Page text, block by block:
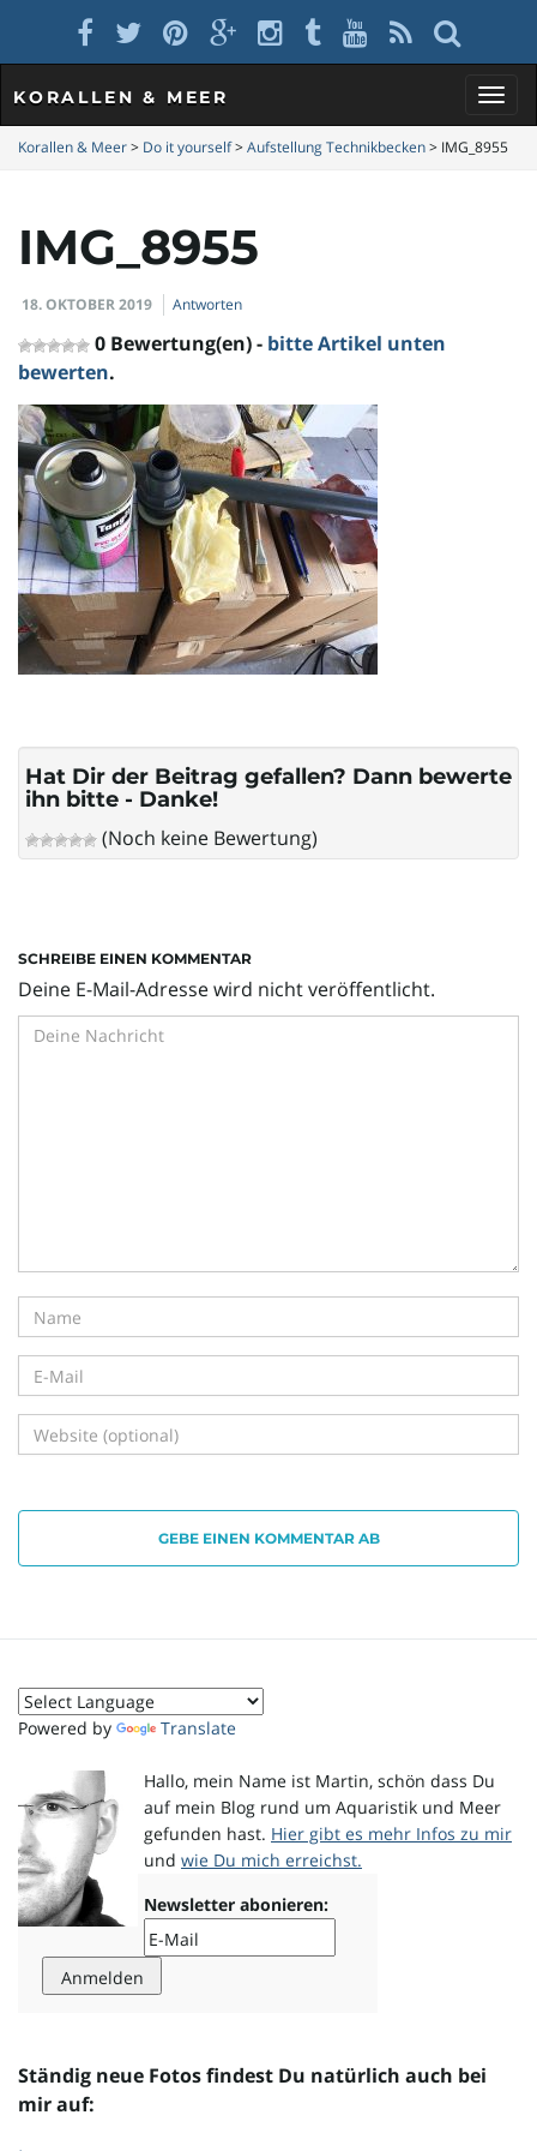
S
e
a
t
i
KORALLEN & MEER
Korallen & Meer> Do it yourself>Aufstellung Technikbecken> IMG_8955
IMG_8955
18. OKTOBER 2019 Antworten
0 Bewertung(en) - bitte Artikel unten
bewerten.
Hat Dir der Beitrag gefallen? Dann bewerte
ihn bitte - Danke!
(Noch keine Bewertung)
SCHREIBE EINEN KOMMENTAR
Deine E-Mail-Adresse wird nicht veröffentlicht.
GEBE EINEN KOMMENTAR AB
Powered by Translate
Hallo, mein Name ist Martin, schön dass Du
auf mein Blog rund um Aquaristik und Meer
gefunden hast. Hier gibt es mehr Infos zu mir
und wie Du mich erreichst.
Newsletter abonieren:
Ständig neue Fotos findest Du natürlich auch bei
mir auf: